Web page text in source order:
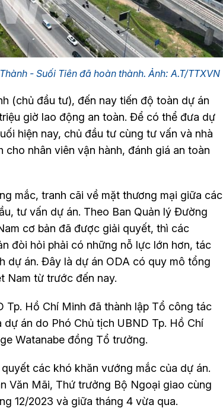
- Suối Tiên đã hoàn thành. Ảnh: A.T/TTXVN
(chủ đầu tư), đến nay tiến độ toàn dự án
giờ lao động an toàn. Để có thể đưa dự
hiện nay, chủ đầu tư cùng tư vấn và nhà
nhân viên vận hành, đánh giá an toàn
mắc, tranh cãi về mặt thương mại giữa các
tư vấn dự án. Theo Ban Quản lý Đường
cơ bản đã được giải quyết, thì các
đòi hỏi phải có những nỗ lực lớn hơn, tác
dự án. Đây là dự án ODA có quy mô tổng
Nam từ trước đến nay.
Hồ Chí Minh đã thành lập Tổ công tác
án do Phó Chủ tịch UBND Tp. Hồ Chí
Watanabe đồng Tổ trưởng.
các khó khăn vướng mắc của dự án.
Văn Mãi, Thứ trưởng Bộ Ngoại giao cùng
12/2023 và giữa tháng 4 vừa qua.